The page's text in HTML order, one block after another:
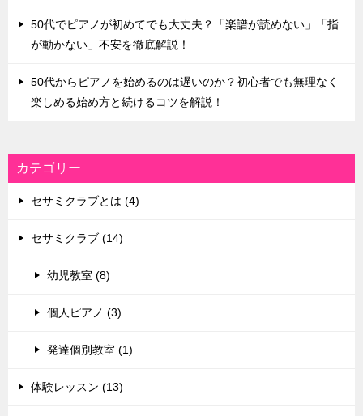
50代でピアノが初めてでも大丈夫？「楽譜が読めない」「指
が動かない」不安を徹底解説！
50代からピアノを始めるのは遅いのか？初心者でも無理なく
楽しめる始め方と続けるコツを解説！
カテゴリー
セサミクラブとは (4)
セサミクラブ (14)
幼児教室 (8)
個人ピアノ (3)
発達個別教室 (1)
体験レッスン (13)